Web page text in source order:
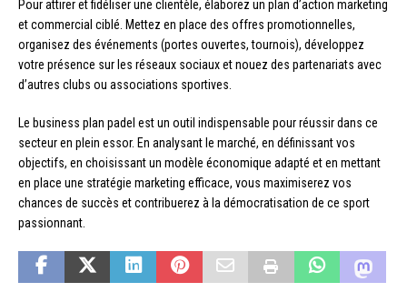
Pour attirer et fidéliser une clientèle, élaborez un plan d’action marketing
et commercial ciblé. Mettez en place des offres promotionnelles,
organisez des événements (portes ouvertes, tournois), développez
votre présence sur les réseaux sociaux et nouez des partenariats avec
d’autres clubs ou associations sportives.
Le business plan padel est un outil indispensable pour réussir dans ce
secteur en plein essor. En analysant le marché, en définissant vos
objectifs, en choisissant un modèle économique adapté et en mettant
en place une stratégie marketing efficace, vous maximiserez vos
chances de succès et contribuerez à la démocratisation de ce sport
passionnant.